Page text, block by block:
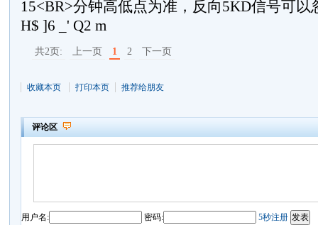
15<BR>分钟高低点为准，反向5KD信号可以
H$ ]6 _' Q2 m
共2页: 上一页 1 2 下一页
收藏本页 打印本页 推荐给朋友
评论区
用户名: 密码: 5秒注册